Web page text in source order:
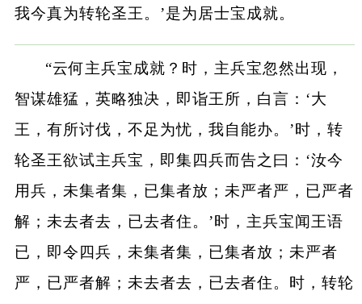
我今真为转轮圣王。’是为居士宝成就。
“云何主兵宝成就？时，主兵宝忽然出现，
智谋雄猛，英略独决，即诣王所，白言：‘大
王，有所讨伐，不足为忧，我自能办。’时，转
轮圣王欲试主兵宝，即集四兵而告之曰：‘汝今
用兵，未集者集，已集者放；未严者严，已严者
解；未去者去，已去者住。’时，主兵宝闻王语
已，即令四兵，未集者集，已集者放；未严者
严，已严者解；未去者去，已去者住。时，转轮